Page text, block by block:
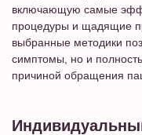
включающую самые
процедуры и щадящие
выбранные методики
симптомы, но и
причиной обращения